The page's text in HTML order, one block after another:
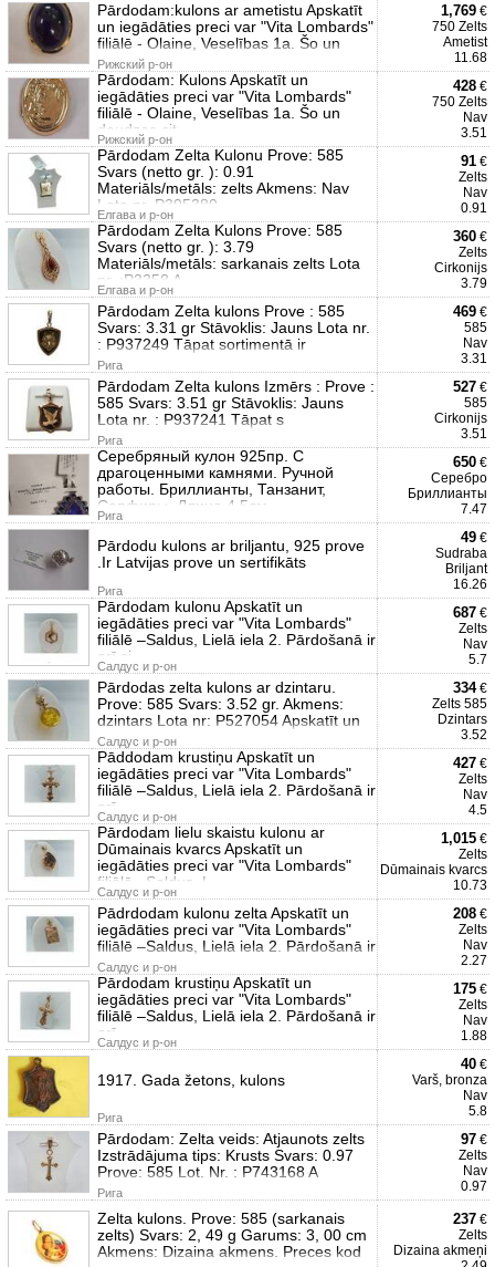
Pārdodam:kulons ar ametistu Apskatīt
un iegādāties preci var "Vita Lombards"
filiālē - Olaine, Veselības 1a. Šo un
Рижский р-он
1,769 €
750 Zelts
Ametist
11.68
Pārdodam: Kulons Apskatīt un
iegādāties preci var "Vita Lombards"
filiālē - Olaine, Veselības 1a. Šo un
daudzas cit
Рижский р-он
428 €
750 Zelts
Nav
3.51
Pārdodam Zelta Kulonu Prove: 585
Svars (netto gr. ): 0.91
Materiāls/metāls: zelts Akmens: Nav
Lota nr. P395380
Елгава и р-он
91 €
Zelts
Nav
0.91
Pārdodam Zelta Kulons Prove: 585
Svars (netto gr. ): 3.79
Materiāls/metāls: sarkanais zelts Lota
nr. :P3358 A
Елгава и р-он
360 €
Zelts
Cirkonijs
3.79
Pārdodam Zelta kulons Prove : 585
Svars: 3.31 gr Stāvoklis: Jauns Lota nr.
: P937249 Tāpat sortimentā ir
Рига
469 €
585
Nav
3.31
Pārdodam Zelta kulons Izmērs : Prove :
585 Svars: 3.51 gr Stāvoklis: Jauns
Lota nr. : P937241 Tāpat s
Рига
527 €
585
Cirkonijs
3.51
Серебряный кулон 925пр. С
драгоценными камнями. Ручной
работы. Бриллианты, Танзанит,
Сапфиры. Длина 4.5см.
Рига
650 €
Серебро
Бриллианты
7.47
Pārdodu kulons ar briljantu, 925 prove
.Ir Latvijas prove un sertifikāts
Рига
49 €
Sudraba
Briljant
16.26
Pārdodam kulonu Apskatīt un
iegādāties preci var "Vita Lombards"
filiālē –Saldus, Lielā iela 2. Pārdošanā ir
arī ci
Салдус и р-он
687 €
Zelts
Nav
5.7
Pārdodas zelta kulons ar dzintaru.
Prove: 585 Svars: 3.52 gr. Akmens:
dzintars Lota nr: P527054 Apskatīt un
Салдус и р-он
334€
Zelts 585
Dzintars
3.52
Pāddodam krustiņu Apskatīt un
iegādāties preci var "Vita Lombards"
filiālē –Saldus, Lielā iela 2. Pārdošanā ir
arī
Салдус и р-он
427 €
Zelts
Nav
4.5
Pārdodam lielu skaistu kulonu ar
Dūmainais kvarcs Apskatīt un
iegādāties preci var "Vita Lombards"
filiālē –Saldus, L
Салдус и р-он
1,015 €
Zelts
Dūmainais kvarcs
10.73
Pādrdodam kulonu zelta Apskatīt un
iegādāties preci var "Vita Lombards"
filiālē –Saldus, Lielā iela 2. Pārdošanā ir
Салдус и р-он
208 €
Zelts
Nav
2.27
Pārdodam krustiņu Apskatīt un
iegādāties preci var "Vita Lombards"
filiālē –Saldus, Lielā iela 2. Pārdošanā ir
arī
Салдус и р-он
175 €
Zelts
Nav
1.88
1917. Gada žetons, kulons
Рига
40 €
Varš, bronza
Nav
5.8
Pārdodam: Zelta veids: Atjaunots zelts
Izstrādājuma tips: Krusts Svars: 0.97
Prove: 585 Lot. Nr. : P743168 A
Рига
97 €
Zelts
Nav
0.97
Zelta kulons. Prove: 585 (sarkanais
zelts) Svars: 2, 49 g Garums: 3, 00 cm
Akmens: Dizaina akmens. Preces kod
237 €
Zelts
Dizaina akmeņi